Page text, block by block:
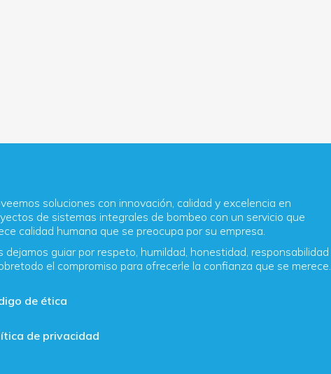
soluciones con innovación, calidad y excelencia en
de sistemas integrales de bombeo con un servicio que
calidad humana que se preocupa por su empresa.
dejamos guiar por respeto, humildad, honestidad, responsabilidad
el compromiso para ofrecerle la confianza que se merece.
de ética
de privacidad